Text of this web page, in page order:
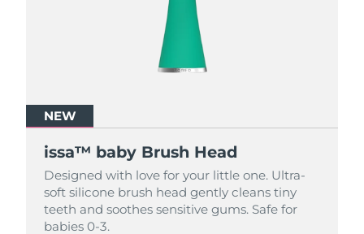
NEW
issa™ baby Brush Head
Designed with love for your little one. Ultra-
soft silicone brush head gently cleans tiny
teeth and soothes sensitive gums. Safe for
babies 0-3.
NEW
issa™ baby Brush Head
Designed with love for your little one. Ultra-
soft silicone brush head gently cleans tiny
teeth and soothes sensitive gums. Safe for
babies 0-3.
NEW
issa™ baby Brush Head
Designed with love for your little one. Ultra-
soft silicone brush head gently cleans tiny
teeth and soothes sensitive gums. Safe for
babies 0-3.